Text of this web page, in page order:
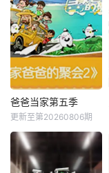
爸爸当家第五季
更新至第20260806期